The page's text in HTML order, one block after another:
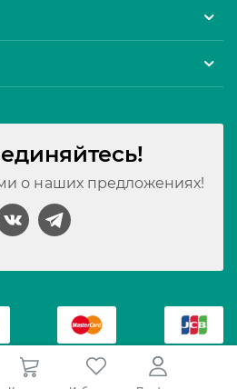
о наших предложениях!
Северное сияние. Все